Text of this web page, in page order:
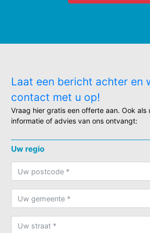
Laat een bericht achter en
contact met u op!
Vraag hier gratis een offerte aan. Ook als
informatie of advies van ons ontvangt:
Uw regio